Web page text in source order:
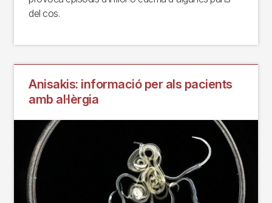
del cos.
Anisakis: informació per als pacients
amb al·lèrgia